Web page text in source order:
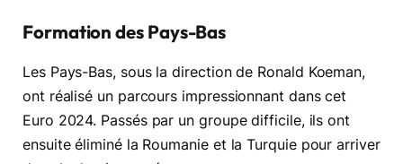
Formation des Pays-Bas
Les Pays-Bas, sous la direction de Ronald Koeman,
ont réalisé un parcours impressionnant dans cet
Euro 2024. Passés par un groupe difficile, ils ont
ensuite éliminé la Roumanie et la Turquie pour arriver